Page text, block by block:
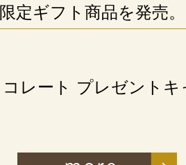
定ギフト商品を発売。
レート プレゼント